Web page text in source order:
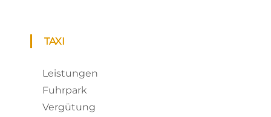
TAXI
Leistungen
Fuhrpark
Vergütung